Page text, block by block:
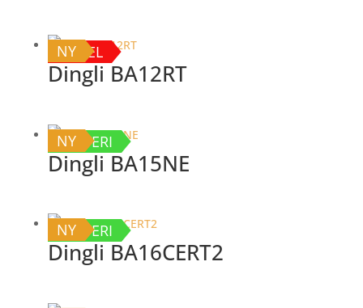
DIESEL
NY
Dingli BA12RT
BATTERI
NY
Dingli BA15NE
BATTERI
NY
Dingli BA16CERT2